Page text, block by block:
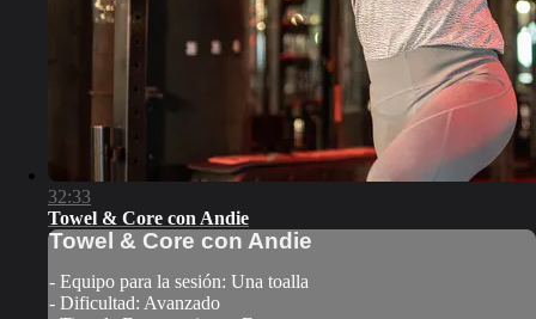
32:33
Towel & Core con Andie
Towel & Core con Andie
- Equipo para la sesión: Una toalla
- Dificultad: Avanzado